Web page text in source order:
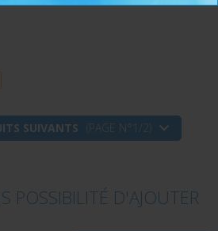
SUIVANTS (PAGE N°1/2)
POSSIBILITÉ D'AJOUTER